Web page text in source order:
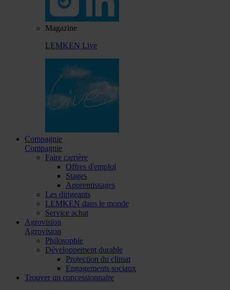
Magazine
LEMKEN Live
Compagnie
Compagnie
Faire carrière
Offres d'emploi
Stages
Apprentissages
Les dirigeants
LEMKEN dans le monde
Service achat
Agrovision
Agrovision
Philosophie
Développement durable
Protection du climat
Engagements sociaux
Trouver un concessionnaire